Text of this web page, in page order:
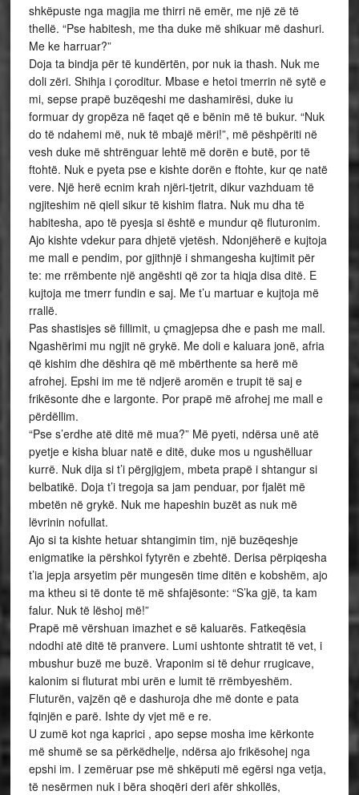
shkëpuste nga magjia me thirri në emër, me një zë të
thellë. “Pse habitesh, me tha duke më shikuar më dashuri.
Me ke harruar?”
Doja ta bindja për të kundërtën, por nuk ia thash. Nuk me
doli zëri. Shihja i çoroditur. Mbase e hetoi tmerrin në sytë e
mi, sepse prapë buzëqeshi me dashamirësi, duke iu
formuar dy gropëza në faqet që e bënin më të bukur. “Nuk
do të ndahemi më, nuk të mbajë mëri!”, më pëshpëriti në
vesh duke më shtrënguar lehtë më dorën e butë, por të
ftohtë. Nuk e pyeta pse e kishte dorën e ftohte, kur qe natë
vere. Një herë ecnim krah njëri-tjetrit, dikur vazhduam të
ngjiteshim në qiell sikur të kishim flatra. Nuk mu dha të
habitesha, apo të pyesja si është e mundur që fluturonim.
Ajo kishte vdekur para dhjetë vjetësh. Ndonjëherë e kujtoja
me mall e pendim, por gjithnjë i shmangesha kujtimit për
te: me rrëmbente një angështi që zor ta hiqja disa ditë. E
kujtoja me tmerr fundin e saj. Me t’u martuar e kujtoja më
rrallë.
Pas shastisjes së fillimit, u çmagjepsa dhe e pash me mall.
Ngashërimi mu ngjit në grykë. Me doli e kaluara jonë, afria
që kishim dhe dëshira që më mbërthente sa herë më
afrohej. Epshi im me të ndjerë aromën e trupit të saj e
frikësonte dhe e largonte. Por prapë më afrohej me mall e
përdëllim.
“Pse s’erdhe atë ditë më mua?” Më pyeti, ndërsa unë atë
pyetje e kisha bluar natë e ditë, duke mos u ngushëlluar
kurrë. Nuk dija si t’i përgjigjem, mbeta prapë i shtangur si
belbatikë. Doja t’i tregoja sa jam penduar, por fjalët më
mbetën në grykë. Nuk me hapeshin buzët as nuk më
lëvrinin nofullat.
Ajo si ta kishte hetuar shtangimin tim, një buzëqeshje
enigmatike ia përshkoi fytyrën e zbehtë. Derisa përpiqesha
t’ia jepja arsyetim për mungesën time ditën e kobshëm, ajo
ma ktheu si të donte të më shfajësonte: “S’ka gjë, ta kam
falur. Nuk të lëshoj më!”
Prapë më vërshuan imazhet e së kaluarës. Fatkeqësia
ndodhi atë ditë të pranvere. Lumi ushtonte shtratit të vet, i
mbushur buzë me buzë. Vraponim si të dehur rrugicave,
kalonim si fluturat mbi urën e lumit të rrëmbyeshëm.
Fluturën, vajzën që e dashuroja dhe më donte e pata
fqinjën e parë. Ishte dy vjet më e re.
U zumë kot nga kaprici , apo sepse mosha ime kërkonte
më shumë se sa përkëdhelje, ndërsa ajo frikësohej nga
epshi im. I zemëruar pse më shkëputi më egërsi nga vetja,
të nesërmen nuk i bëra shoqëri deri afër shkollës,